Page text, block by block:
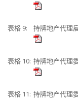
表格 9: 持牌地产代理
表格 10: 持牌地产代理
表格 11: 持牌地产代理